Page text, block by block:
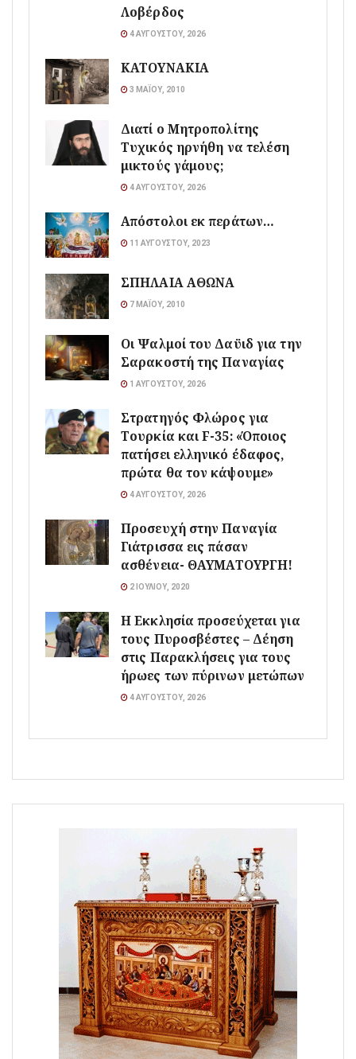
Λοβέρδος
4 ΑΥΓΟΎΣΤΟΥ, 2026
ΚΑΤΟΥΝΑΚΙΑ
3 ΜΑΪ́ΟΥ, 2010
Διατί ο Μητροπολίτης
Τυχικός ηρνήθη να τελέση
μικτούς γάμους;
4 ΑΥΓΟΎΣΤΟΥ, 2026
Απόστολοι εκ περάτων…
11 ΑΥΓΟΎΣΤΟΥ, 2023
ΣΠΗΛΑΙΑ ΑΘΩΝΑ
7 ΜΑΪ́ΟΥ, 2010
Οι Ψαλμοί του Δαϋιδ για την
Σαρακοστή της Παναγίας
1 ΑΥΓΟΎΣΤΟΥ, 2026
Στρατηγός Φλώρος για
Τουρκία και F-35: «Όποιος
πατήσει ελληνικό έδαφος,
πρώτα θα τον κάψουμε»
4 ΑΥΓΟΎΣΤΟΥ, 2026
Προσευχή στην Παναγία
Γιάτρισσα εις πάσαν
ασθένεια- ΘΑΥΜΑΤΟΥΡΓΗ!
2 ΙΟΥΛΊΟΥ, 2020
Η Εκκλησία προσεύχεται για
τους Πυροσβέστες – Δέηση
στις Παρακλήσεις για τους
ήρωες των πύρινων μετώπων
4 ΑΥΓΟΎΣΤΟΥ, 2026